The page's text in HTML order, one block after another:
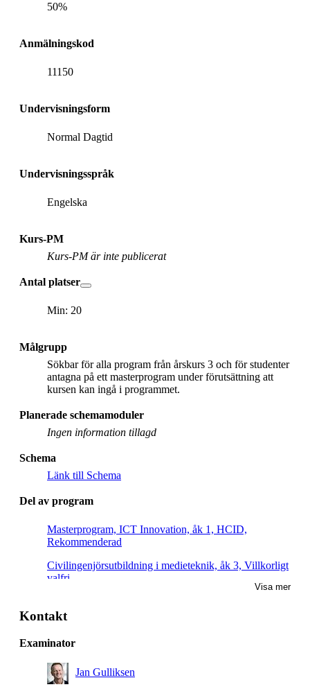
50%
Anmälningskod
11150
Undervisningsform
Normal Dagtid
Undervisningsspråk
Engelska
Kurs-PM
Kurs-PM är inte publicerat
Antal platser
Min: 20
Målgrupp
Sökbar för alla program från årskurs 3 och för studenter
antagna på ett masterprogram under förutsättning att
kursen kan ingå i programmet.
Planerade schemamoduler
Ingen information tillagd
Schema
Länk till Schema
Del av program
Masterprogram, ICT Innovation, åk 1, HCID,
Rekommenderad
Civilingenjörsutbildning i medieteknik, åk 3, Villkorligt
valfri
valfri
Visa mer
Kontakt
Examinator
Jan Gulliksen